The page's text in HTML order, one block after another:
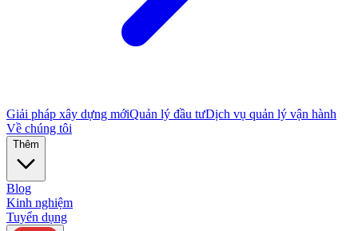
Giải pháp xây dựng mớiQuản lý đầu tưDịch vụ quản lý vận hành
Về chúng tôi
Thêm
Blog
Kinh nghiệm
Tuyển dụng